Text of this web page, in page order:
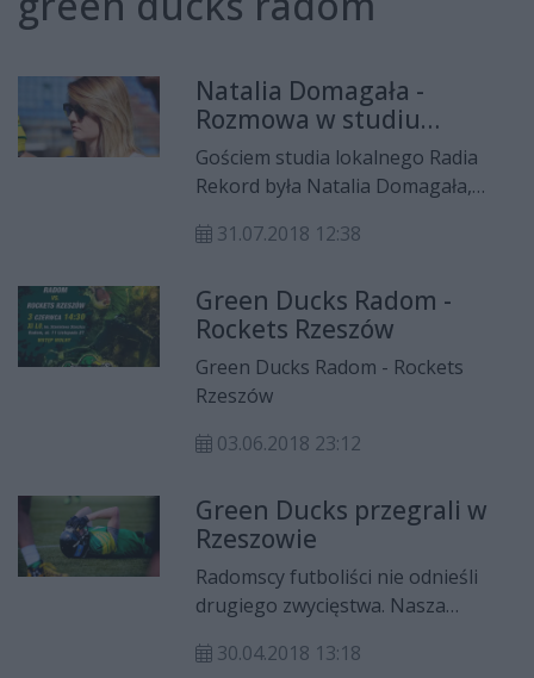
Natalia Domagała -
Rozmowa w studiu
lokalnym Radia Rekord
Gościem studia lokalnego Radia
Rekord była Natalia Domagała,
Rozmowę prowadził Krzysztof
31.07.2018 12:38
Green Ducks Radom -
Rockets Rzeszów
Green Ducks Radom - Rockets
Rzeszów
03.06.2018 23:12
Green Ducks przegrali w
Rzeszowie
Radomscy futboliści nie odnieśli
drugiego zwycięstwa. Nasza
Rockets 19:30.
30.04.2018 13:18